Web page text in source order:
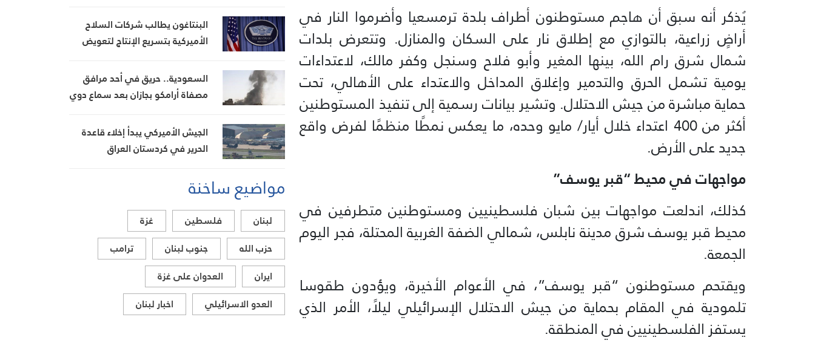
يُذكر أنه سبق أن هاجم مستوطنون أطراف بلدة ترمسعيا وأضرموا النار في
أراضٍ زراعية، بالتوازي مع إطلاق نار على السكان والمنازل. وتتعرض بلدات
شمال شرق رام الله، بينها المغير وأبو فلاح وسنجل وكفر مالك، لاعتداءات
يومية تشمل الحرق والتدمير وإغلاق المداخل والاعتداء على الأهالي، تحت
حماية مباشرة من جيش الاحتلال. وتشير بيانات رسمية إلى تنفيذ المستوطنين
أكثر من 400 اعتداء خلال أيار/ مايو وحده، ما يعكس نمطًا منظمًا لفرض واقع
جديد على الأرض.
مواجهات في محيط “قبر يوسف”
كذلك، اندلعت مواجهات بين شبان فلسطينيين ومستوطنين متطرفين في
محيط قبر يوسف شرق مدينة نابلس، شمالي الضفة الغربية المحتلة، فجر اليوم
الجمعة.
ويقتحم مستوطنون “قبر يوسف”، في الأعوام الأخيرة، ويؤدون طقوسا
تلمودية في المقام بحماية من جيش الاحتلال الإسرائيلي ليلاً، الأمر الذي
يستفز الفلسطينيين في المنطقة.
البنتاغون يطالب شركات السلاح
الأميركية بتسريع الإنتاج لتعويض
السعودية.. حريق في أحد مرافق
مصفاة أرامكو بجازان بعد سماع دوي
الجيش الأميركي يبدأ إخلاء قاعدة
الحرير في كردستان العراق
مواضيع ساخنة
لبنان فلسطين
غزة
حزب الله
جنوب لبنان
ترامب
ايران
العدوان على غزة
العدو الاسرائيلي
اخبار لبنان